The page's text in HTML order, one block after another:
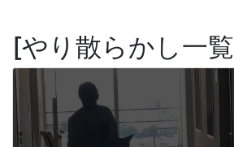
やり散らかし一覧